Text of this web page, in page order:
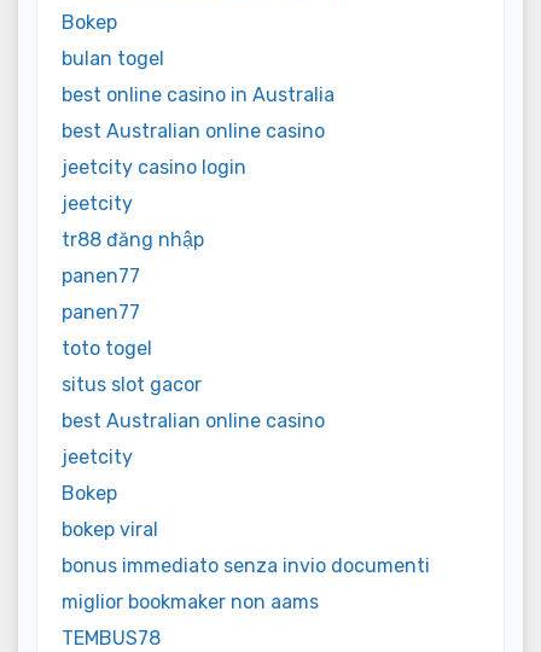
Bokep
bulan togel
best online casino in Australia
best Australian online casino
jeetcity casino login
jeetcity
tr88 đăng nhập
panen77
panen77
toto togel
situs slot gacor
best Australian online casino
jeetcity
Bokep
bokep viral
bonus immediato senza invio documenti
miglior bookmaker non aams
TEMBUS78